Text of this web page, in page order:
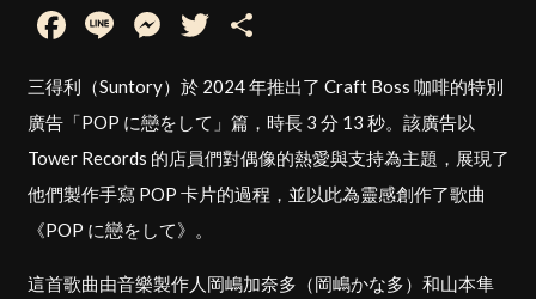
Facebook
LineMessenger
Twitter
三得利（Suntory）於 2024 年推出了 Craft Boss 咖啡的特別
廣告「POP に戀をして」篇，時長 3 分 13 秒。該廣告以
Tower Records 的店員們對偶像的熱愛與支持為主題，展現了
他們製作手寫 POP 卡片的過程，並以此為靈感創作了歌曲
《POP に戀をして》。
這首歌曲由音樂製作人岡嶋加奈多（岡嶋かな多）和山本隼